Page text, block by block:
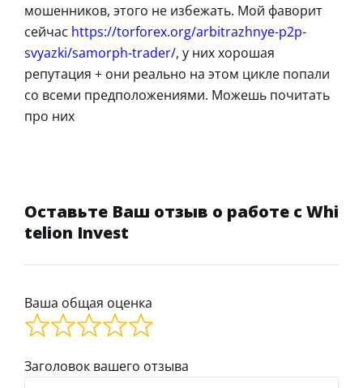
мошенников, этого не избежать. Мой фаворит
сейчас https://torforex.org/arbitrazhnye-p2p-
svyazki/samorph-trader/, у них хорошая
репутация + они реально на этом цикле попали
со всеми предположениями. Можешь почитать
про них
Оставьте Ваш отзыв о работе с Whi
telion Invest
Ваша общая оценка
Заголовок вашего отзыва